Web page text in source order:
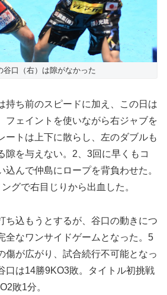
谷口（右）は隙がなかった
ち前のスピードに加え、この日は
フェイントを使いながら右ジャブを
ートは上下に散らし、左のダブルも
隙を与えない。2、3回に早くもコ
込んで仲島にロープを背負わせた。
グで右目じりから出血した。
込もうとするが、谷口の動きにつ
全なワンサイドゲームとなった。5
傷が広がり、試合続行不可能となっ
口は14勝9KO3敗。タイトル初挑戦
敗1分。